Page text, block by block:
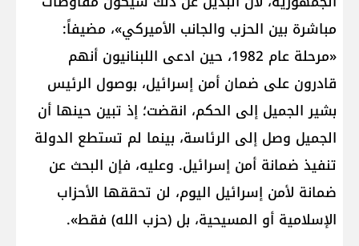
مباشرة بين الحزب والجانب الأميركي»، مضيفاً:
«مرحلة عام 1982، حين ادعى اللبنانيون أنهم
قادرون على ضمان أمن إسرائيل، بوصول الرئيس
بشير الجميل إلى الحكم، انقضت؛ إذ تبين حينها أن
الجميل وصل إلى الرئاسة، بينما لم تستطع الدولة
تنفيذ ضمانة أمن إسرائيل. وعليه، فإن البحث عن
ضمانة لأمن إسرائيل اليوم، لن تحققها الأحزاب
الإسلامية أو المسيحية، بل (حزب الله) فقط».